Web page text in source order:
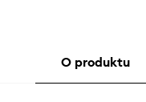
O produktu